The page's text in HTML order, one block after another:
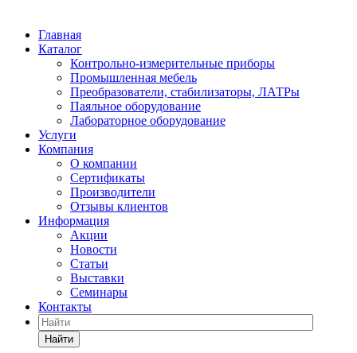
Главная
Каталог
Контрольно-измерительные приборы
Промышленная мебель
Преобразователи, стабилизаторы, ЛАТРы
Паяльное оборудование
Лабораторное оборудование
Услуги
Компания
О компании
Сертификаты
Производители
Отзывы клиентов
Информация
Акции
Новости
Статьи
Выставки
Семинары
Контакты
Найти